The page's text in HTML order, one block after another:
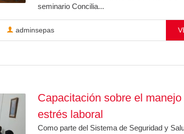
seminario Concilia...
adminsepas
Capacitación sobre el manejo
estrés laboral
Como parte del Sistema de Seguridad y